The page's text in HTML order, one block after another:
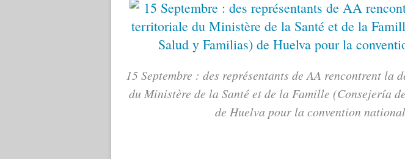
15 Septembre : des représentants de AA rencontrent la
du Ministère de la Santé et de la Famille (Consejería
de Huelva pour la convention